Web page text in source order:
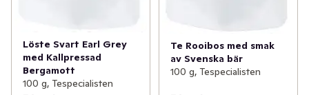
Löste Svart Earl Grey
med Kallpressad
Bergamott
100 g, Tespecialisten
Te Rooibos med smak
av Svenska bär
100 g, Tespecialisten